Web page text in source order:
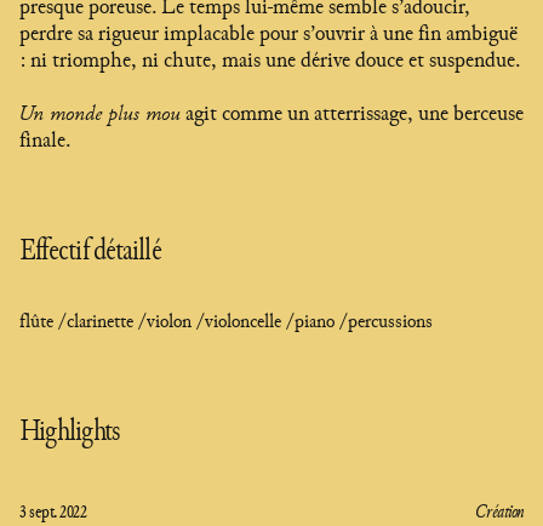
presque poreuse. Le temps lui-même semble s’adoucir,
perdre sa rigueur implacable pour s’ouvrir à une fin ambiguë
: ni triomphe, ni chute, mais une dérive douce et suspendue.
Un monde plus mouagit comme un atterrissage, une berceuse
finale.
Effectif détaillé
flûte /clarinette /violon /violoncelle /piano /percussions
Highlights
3 sept. 2022
Création